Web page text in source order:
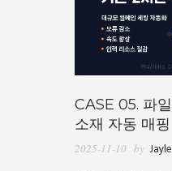
CASE 05. 파
소재 자동 매핑
2025-11-10 by